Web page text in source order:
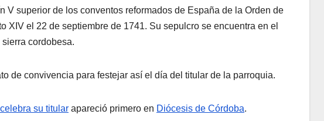
V superior de los conventos reformados de España de la Orden de
XIV el 22 de septiembre de 1741. Su sepulcro se encuentra en el
cordobesa.
de convivencia para festejar así el día del titular de la parroquia.
su titular apareció primero en Diócesis de Córdoba.